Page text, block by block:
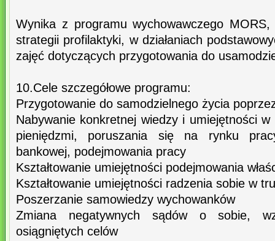
Wynika z programu wychowawczego
strategii profilaktyki, w działaniach
zajęć dotyczących przygotowania do
10.Cele szczegółowe programu:
Przygotowanie do samodzielnego życia
Nabywanie konkretnej wiedzy i umiejętności
pieniędzmi, poruszania się na rynku
bankowej, podejmowania pracy
Kształtowanie umiejętności podejmowania
Kształtowanie umiejętności radzenia sobie w
Poszerzanie samowiedzy wychowanków
Zmiana negatywnych sądów o sobie,
osiągniętych celów